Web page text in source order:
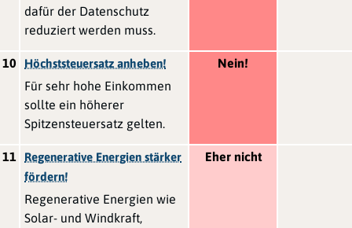
dafür der Datenschutz
reduziert werden muss.
10 Höchststeuersatz anheben!
Für sehr hohe Einkommen
sollte ein höherer
Spitzensteuersatz gelten.
Nein!
11
Regenerative Energien stärker
fördern!
Regenerative Energien wie
Solar- und Windkraft,
Eher nicht